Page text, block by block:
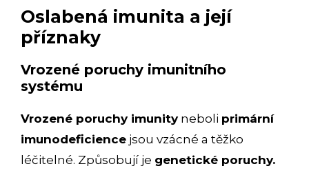
Oslabená imunita a její
příznaky
Vrozené poruchy imunitního
systému
Vrozené poruchy imunityneboli primární
imunodeficience jsou vzácné a těžko
léčitelné. Způsobují je genetické poruchy.